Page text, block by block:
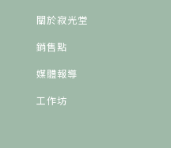
關於寂光堂
銷售點
媒體報導
工作坊